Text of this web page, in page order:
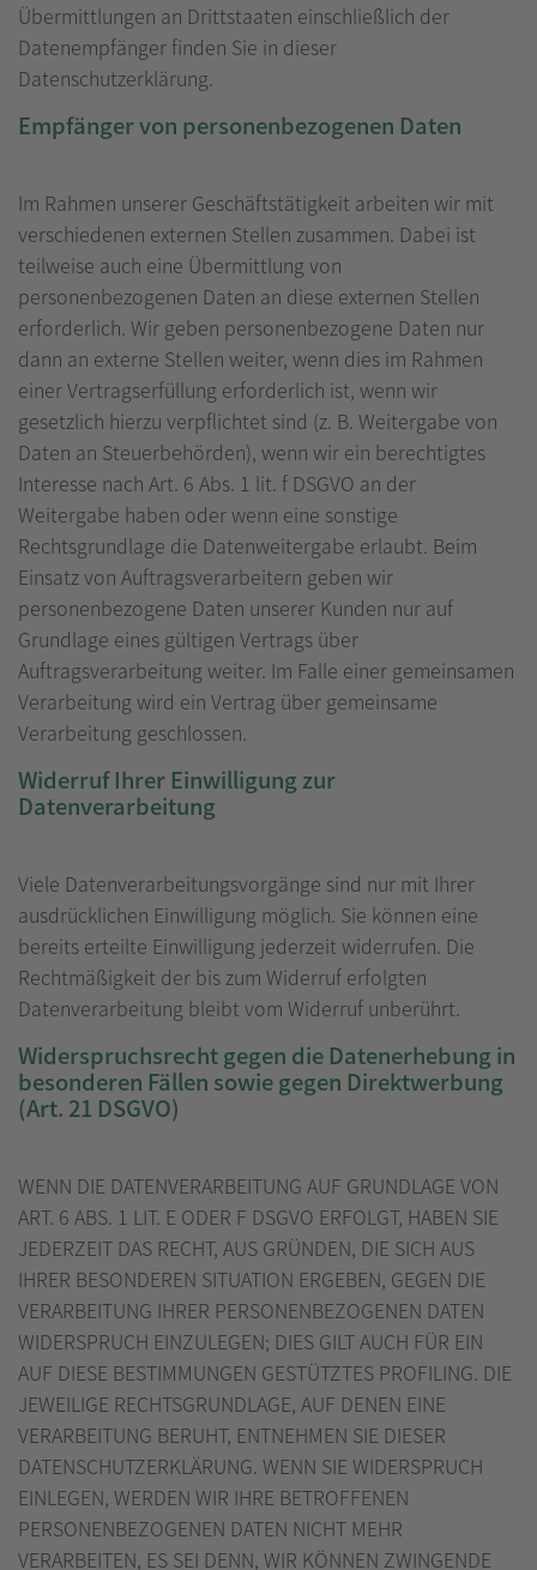
Übermittlungen an Drittstaaten einschließlich der
Datenempfänger finden Sie in dieser
Datenschutzerklärung.
Empfänger von personenbezogenen Daten
Im Rahmen unserer Geschäftstätigkeit arbeiten wir mit
verschiedenen externen Stellen zusammen. Dabei ist
teilweise auch eine Übermittlung von
personenbezogenen Daten an diese externen Stellen
erforderlich. Wir geben personenbezogene Daten nur
dann an externe Stellen weiter, wenn dies im Rahmen
einer Vertragserfüllung erforderlich ist, wenn wir
gesetzlich hierzu verpflichtet sind (z. B. Weitergabe von
Daten an Steuerbehörden), wenn wir ein berechtigtes
Interesse nach Art. 6 Abs. 1 lit. f DSGVO an der
Weitergabe haben oder wenn eine sonstige
Rechtsgrundlage die Datenweitergabe erlaubt. Beim
Einsatz von Auftragsverarbeitern geben wir
personenbezogene Daten unserer Kunden nur auf
Grundlage eines gültigen Vertrags über
Auftragsverarbeitung weiter. Im Falle einer gemeinsamen
Verarbeitung wird ein Vertrag über gemeinsame
Verarbeitung geschlossen.
Widerruf Ihrer Einwilligung zur
Datenverarbeitung
Viele Datenverarbeitungsvorgänge sind nur mit Ihrer
ausdrücklichen Einwilligung möglich. Sie können eine
bereits erteilte Einwilligung jederzeit widerrufen. Die
Rechtmäßigkeit der bis zum Widerruf erfolgten
Datenverarbeitung bleibt vom Widerruf unberührt.
Widerspruchsrecht gegen die Datenerhebung in
besonderen Fällen sowie gegen Direktwerbung
(Art. 21 DSGVO)
WENN DIE DATENVERARBEITUNG AUF GRUNDLAGE VON
ART. 6 ABS. 1 LIT. E ODER F DSGVO ERFOLGT, HABEN SIE
JEDERZEIT DAS RECHT, AUS GRÜNDEN, DIE SICH AUS
IHRER BESONDEREN SITUATION ERGEBEN, GEGEN DIE
VERARBEITUNG IHRER PERSONENBEZOGENEN DATEN
WIDERSPRUCH EINZULEGEN; DIES GILT AUCH FÜR EIN
AUF DIESE BESTIMMUNGEN GESTÜTZTES PROFILING. DIE
JEWEILIGE RECHTSGRUNDLAGE, AUF DENEN EINE
VERARBEITUNG BERUHT, ENTNEHMEN SIE DIESER
DATENSCHUTZERKLÄRUNG. WENN SIE WIDERSPRUCH
EINLEGEN, WERDEN WIR IHRE BETROFFENEN
PERSONENBEZOGENEN DATEN NICHT MEHR
VERARBEITEN, ES SEI DENN, WIR KÖNNEN ZWINGENDE